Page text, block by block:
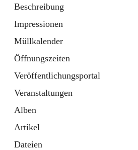
Beschreibung
Impressionen
Müllkalender
Öffnungszeiten
Veröffentlichungsportal
Veranstaltungen
Alben
Artikel
Dateien
1 Schnellzugriff
Bürgerservice
10 Schnellzugriffe